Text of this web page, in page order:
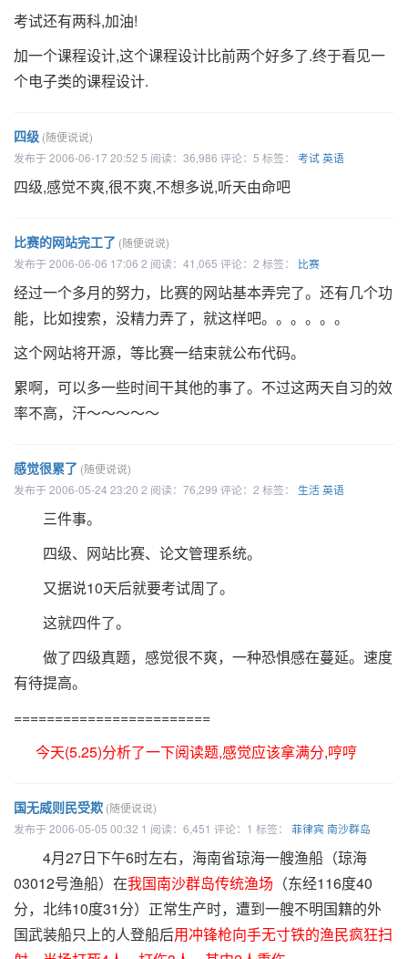
20,21号太原到广州的K237次由于水害，开车时间不定。当
场差点没气死！于是到售票窗口碰运气，被告知没有去郴州
的车，但有去汉口的。问我要不要，我当然说不要了。却见
售票阿姨眼一翻：那没你的票了！说罢学生证就被扔出来
说到此，不的不提一下太原火车站的服务。查询114得到的
上太原新闻网得到的三个号码不是忙就是没人接！Ｙ的！
只好看22的票了
考试还有两科,加油!
加一个课程设计,这个课程设计比前两个好多了.终于看见一
个电子类的课程设计.
四级 (随便说说)
发布于 2006-06-17 20:52 5 阅读：36,986 评论：5 标签： 考试英语
四级,感觉不爽,很不爽,不想多说,听天由命吧
比赛的网站完工了 (随便说说)
发布于 2006-06-06 17:06 2 阅读：41,065 评论：2 标签： 比赛
经过一个多月的努力，比赛的网站基本弄完了。还有几个功
能，比如搜索，没精力弄了，就这样吧。。。。。。
这个网站将开源，等比赛一结束就公布代码。
累啊，可以多一些时间干其他的事了。不过这两天自习的效
率不高，汗～～～～～
感觉很累了 (随便说说)
发布于 2006-05-24 23:20 2 阅读：76,299 评论：2 标签： 生活英语
三件事。
四级、网站比赛、论文管理系统。
又据说10天后就要考试周了。
这就四件了。
做了四级真题，感觉很不爽，一种恐惧感在蔓延。速度
有待提高。
========================
今天(5.25)分析了一下阅读题,感觉应该拿满分,哼哼
国无威则民受欺 (随便说说)
发布于 2006-05-05 00:32 1 阅读：6,451 评论：1 标签： 菲律宾 南沙群岛
4月27日下午6时左右，海南省琼海一艘渔船（琼海
03012号渔船）在我国南沙群岛传统渔场 （东经116度40
分，北纬10度31分）正常生产时，遭到一艘不明国籍的外
国武装船只上的人登船后用冲锋枪向手无寸铁的渔民疯狂扫